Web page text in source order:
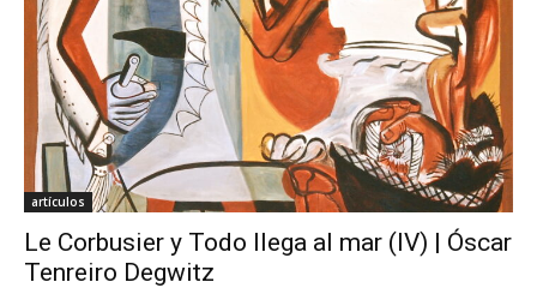
artículos
Le Corbusier y Todo llega al mar (IV) | Óscar
Tenreiro Degwitz